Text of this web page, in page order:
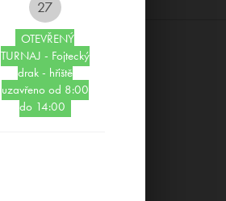
27
OTEVŘENÝ
TURNAJ - Fojtecký
drak - hřiště
uzavřeno od 8:00
do 14:00